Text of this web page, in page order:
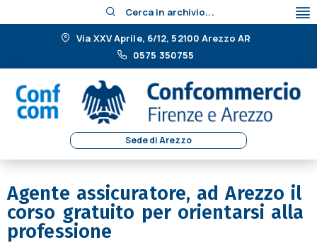
Cerca in archivio...
Via XXV Aprile, 6/12, 52100 Arezzo AR
0575 350755
Sede di Arezzo
Agente assicuratore, ad Arezzo il
corso gratuito per orientarsi alla
professione